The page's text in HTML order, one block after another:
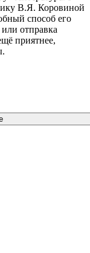
В.Я. Коровиной
способ его
отправка
приятнее,